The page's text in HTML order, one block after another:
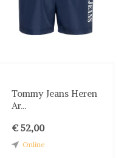
Tommy Jeans Heren
Ar...
€ 52,00
Online